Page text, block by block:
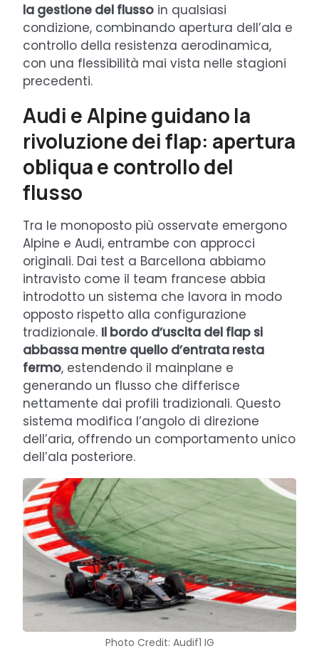
la gestione del flusso in qualsiasi
condizione, combinando apertura dell’ala e
controllo della resistenza aerodinamica,
con una flessibilità mai vista nelle stagioni
precedenti.
Audi e Alpine guidano la
rivoluzione dei flap: apertura
obliqua e controllo del
flusso
Tra le monoposto più osservate emergono
Alpine e Audi, entrambe con approcci
originali. Dai test a Barcellona abbiamo
intravisto come il team francese abbia
introdotto un sistema che lavora in modo
opposto rispetto alla configurazione
tradizionale. Il bordo d’uscita del flap si
abbassa mentre quello d’entrata resta
fermo, estendendo il mainplane e
generando un flusso che differisce
nettamente dai profili tradizionali. Questo
sistema modifica l’angolo di direzione
dell’aria, offrendo un comportamento unico
dell’ala posteriore.
Photo Credit: Audif1 IG